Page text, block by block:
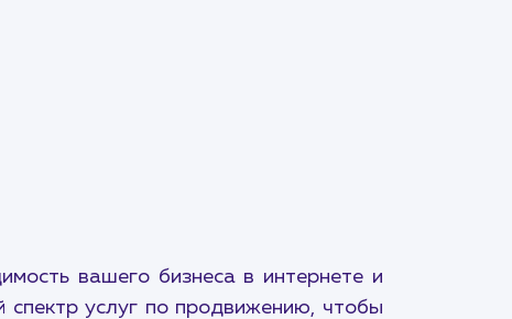
вашего бизнеса в интернете и
услуг по продвижению, чтобы